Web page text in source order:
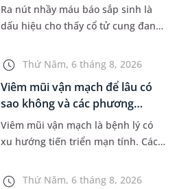
Ra nút nhầy máu báo sắp sinh là
dấu hiệu cho thấy cổ tử cung đang
trình sinh nở. Thế nhưng, khoảng
thời gian từ lúc xuất hiện nút...
Thứ Năm, 6 tháng 8, 2026
Viêm mũi vận mạch để lâu có
sao không và các phương
pháp...
Viêm mũi vận mạch là bệnh lý có
xu hướng tiến triển mạn tính. Các
nước mũi thường xuyên khiến
Thứ Năm, 6 tháng 8, 2026